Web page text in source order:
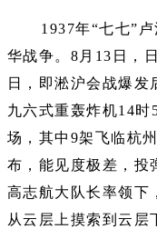
1937年“七七”
华战争。8月13日，
日，即淞沪会战爆发
九六式重轰炸机14
场，其中9架飞临杭
布，能见度极差，投
高志航大队长率领下
从云层上摸索到云层